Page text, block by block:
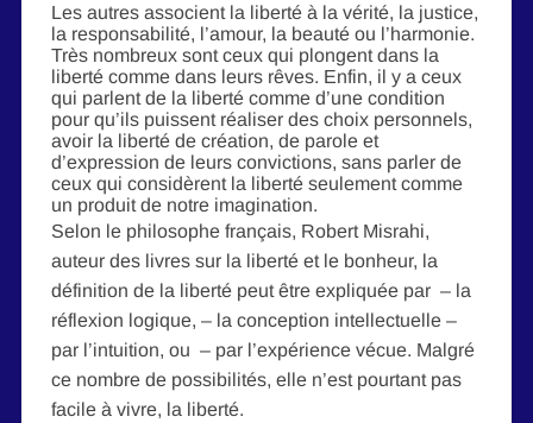
Les autres associent la liberté à la vérité, la justice,
la responsabilité, l’amour, la beauté ou l’harmonie.
Très nombreux sont ceux qui plongent dans la
liberté comme dans leurs rêves. Enfin, il y a ceux
qui parlent de la liberté comme d’une condition
pour qu’ils puissent réaliser des choix personnels,
avoir la liberté de création, de parole et
d’expression de leurs convictions, sans parler de
ceux qui considèrent la liberté seulement comme
un produit de notre imagination.
Selon le philosophe français, Robert Misrahi,
auteur des livres sur la liberté et le bonheur, la
définition de la liberté peut être expliquée par – la
réflexion logique, – la conception intellectuelle –
par l’intuition, ou – par l’expérience vécue. Malgré
ce nombre de possibilités, elle n’est pourtant pas
facile à vivre, la liberté.